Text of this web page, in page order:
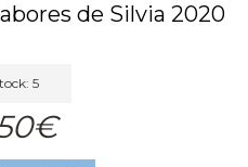
de Silvia 2020
5